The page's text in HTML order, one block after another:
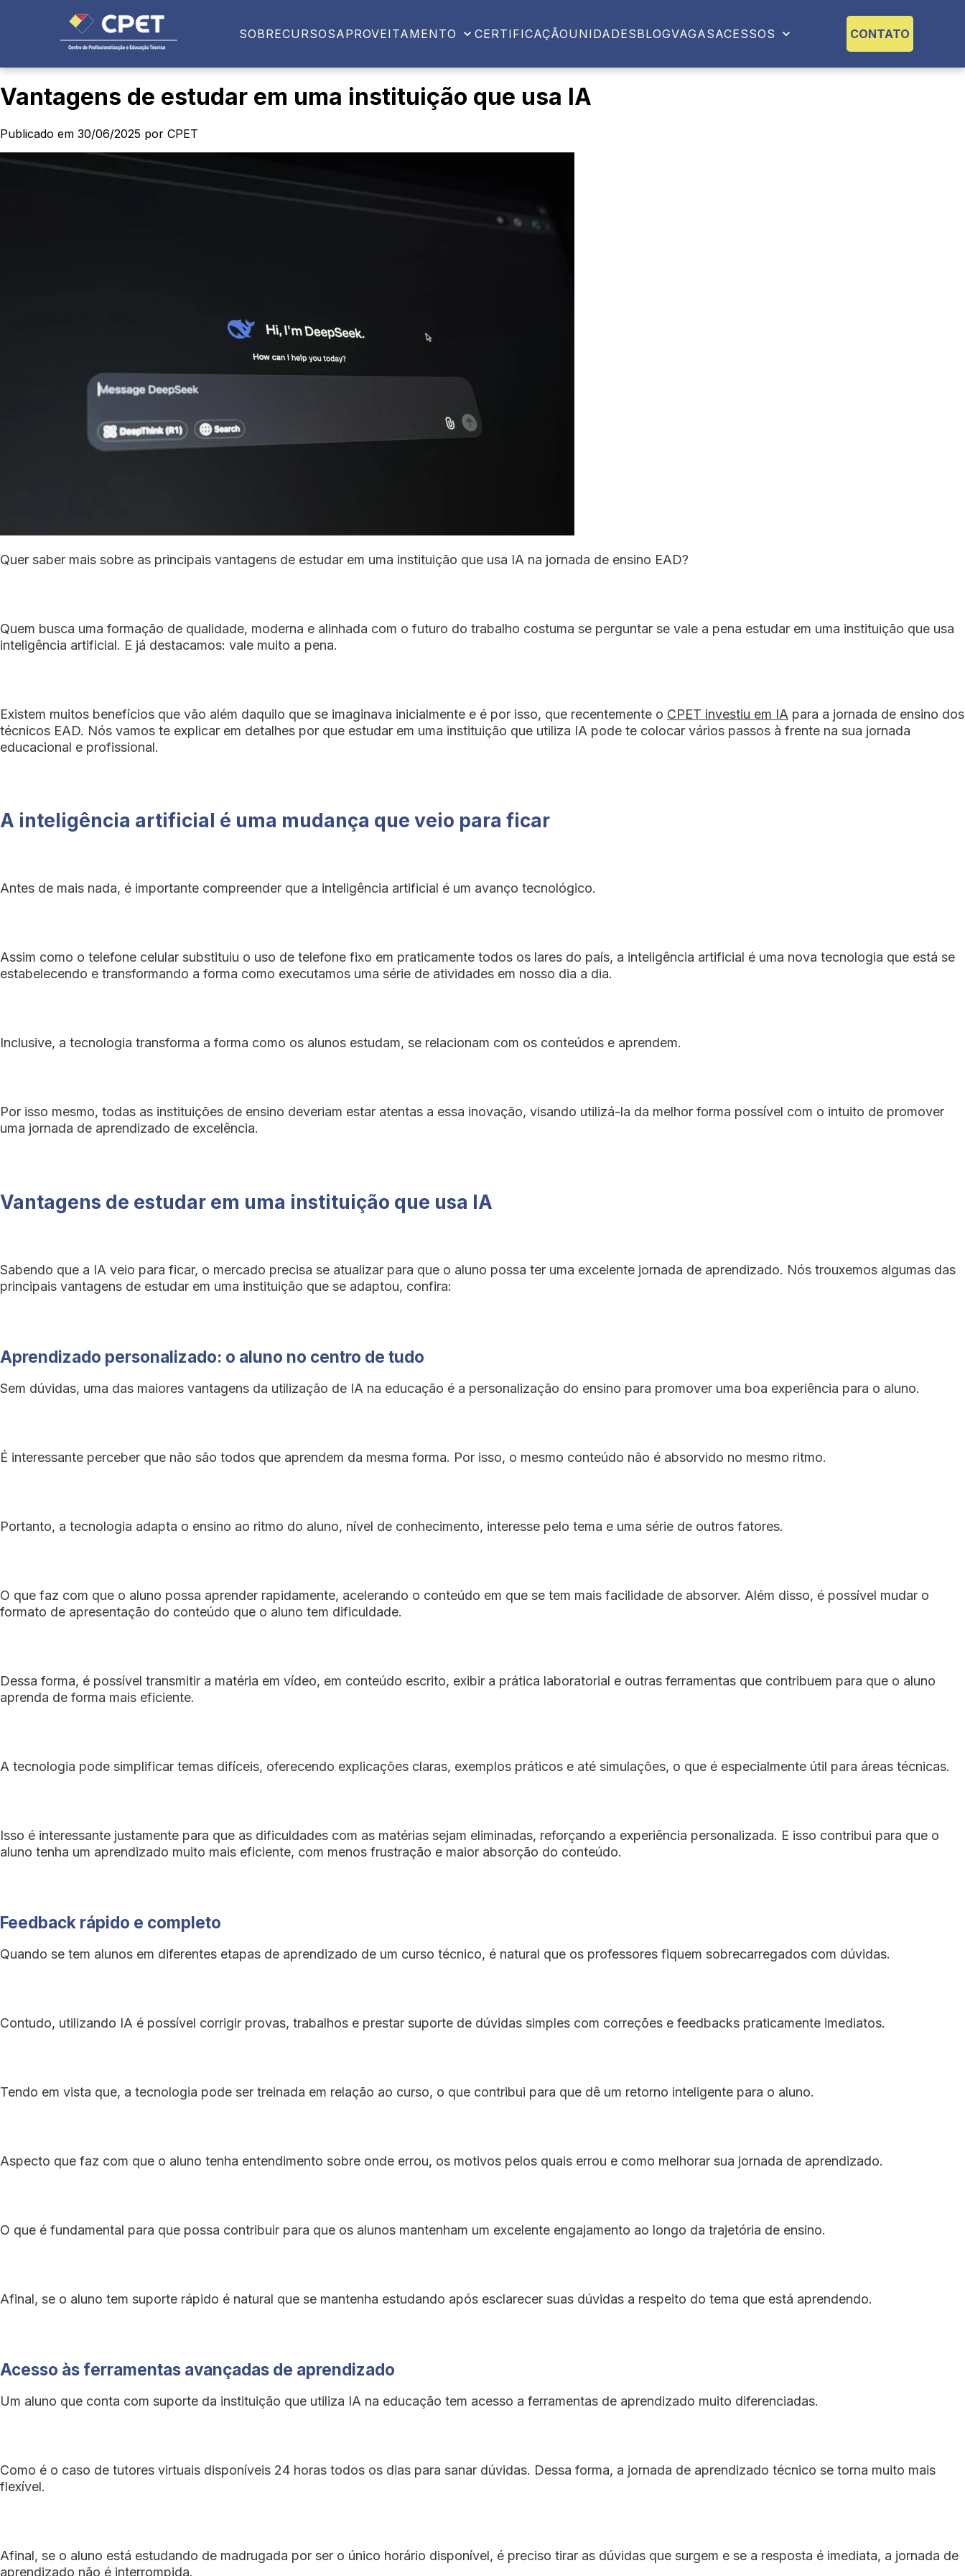
SOBRECURSOSAPROVEITAMENTO CERTIFICAÇÃOUNIDADESBLOGVAGASACESSOS CONTATO
Vantagens de estudar em uma instituição que usa IA
Publicado em 30/06/2025 por CPET
Quer saber mais sobre as principais vantagens de estudar em uma instituição que usa IA na jornada de ensino EAD?
Quem busca uma formação de qualidade, moderna e alinhada com o futuro do trabalho costuma se perguntar se vale a pena estudar em uma instituição que usa
inteligência artificial. E já destacamos: vale muito a pena.
Existem muitos benefícios que vão além daquilo que se imaginava inicialmente e é por isso, que recentemente o CPET investiu em IA para a jornada de ensino dos
técnicos EAD. Nós vamos te explicar em detalhes por que estudar em uma instituição que utiliza IA pode te colocar vários passos à frente na sua jornada
educacional e profissional.
A inteligência artificial é uma mudança que veio para ficar
Antes de mais nada, é importante compreender que a inteligência artificial é um avanço tecnológico.
Assim como o telefone celular substituiu o uso de telefone fixo em praticamente todos os lares do país, a inteligência artificial é uma nova tecnologia que está se
estabelecendo e transformando a forma como executamos uma série de atividades em nosso dia a dia.
Inclusive, a tecnologia transforma a forma como os alunos estudam, se relacionam com os conteúdos e aprendem.
Por isso mesmo, todas as instituições de ensino deveriam estar atentas a essa inovação, visando utilizá-la da melhor forma possível com o intuito de promover
uma jornada de aprendizado de excelência.
Vantagens de estudar em uma instituição que usa IA
Sabendo que a IA veio para ficar, o mercado precisa se atualizar para que o aluno possa ter uma excelente jornada de aprendizado. Nós trouxemos algumas das
principais vantagens de estudar em uma instituição que se adaptou, confira:
Aprendizado personalizado: o aluno no centro de tudo
Sem dúvidas, uma das maiores vantagens da utilização de IA na educação é a personalização do ensino para promover uma boa experiência para o aluno.
É interessante perceber que não são todos que aprendem da mesma forma. Por isso, o mesmo conteúdo não é absorvido no mesmo ritmo.
Portanto, a tecnologia adapta o ensino ao ritmo do aluno, nível de conhecimento, interesse pelo tema e uma série de outros fatores.
O que faz com que o aluno possa aprender rapidamente, acelerando o conteúdo em que se tem mais facilidade de absorver. Além disso, é possível mudar o
formato de apresentação do conteúdo que o aluno tem dificuldade.
Dessa forma, é possível transmitir a matéria em vídeo, em conteúdo escrito, exibir a prática laboratorial e outras ferramentas que contribuem para que o aluno
aprenda de forma mais eficiente.
A tecnologia pode simplificar temas difíceis, oferecendo explicações claras, exemplos práticos e até simulações, o que é especialmente útil para áreas técnicas.
Isso é interessante justamente para que as dificuldades com as matérias sejam eliminadas, reforçando a experiência personalizada. E isso contribui para que o
aluno tenha um aprendizado muito mais eficiente, com menos frustração e maior absorção do conteúdo.
Feedback rápido e completo
Quando se tem alunos em diferentes etapas de aprendizado de um curso técnico, é natural que os professores fiquem sobrecarregados com dúvidas.
Contudo, utilizando IA é possível corrigir provas, trabalhos e prestar suporte de dúvidas simples com correções e feedbacks praticamente imediatos.
Tendo em vista que, a tecnologia pode ser treinada em relação ao curso, o que contribui para que dê um retorno inteligente para o aluno.
Aspecto que faz com que o aluno tenha entendimento sobre onde errou, os motivos pelos quais errou e como melhorar sua jornada de aprendizado.
O que é fundamental para que possa contribuir para que os alunos mantenham um excelente engajamento ao longo da trajetória de ensino.
Afinal, se o aluno tem suporte rápido é natural que se mantenha estudando após esclarecer suas dúvidas a respeito do tema que está aprendendo.
Acesso às ferramentas avançadas de aprendizado
Um aluno que conta com suporte da instituição que utiliza IA na educação tem acesso a ferramentas de aprendizado muito diferenciadas.
Como é o caso de tutores virtuais disponíveis 24 horas todos os dias para sanar dúvidas. Dessa forma, a jornada de aprendizado técnico se torna muito mais
flexível.
Afinal, se o aluno está estudando de madrugada por ser o único horário disponível, é preciso tirar as dúvidas que surgem e se a resposta é imediata, a jornada de
aprendizado não é interrompida.